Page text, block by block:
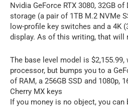
Nvidia GeForce RTX 3080, 32GB of
storage (a pair of 1TB M.2 NVMe
low-profile key switches and a 4K
display. As of this writing, that will
The base level model is
processor, but bumps you to a
of RAM, a 256GB SSD and 1080p,
Cherry MX keys
If you money is no object, you can